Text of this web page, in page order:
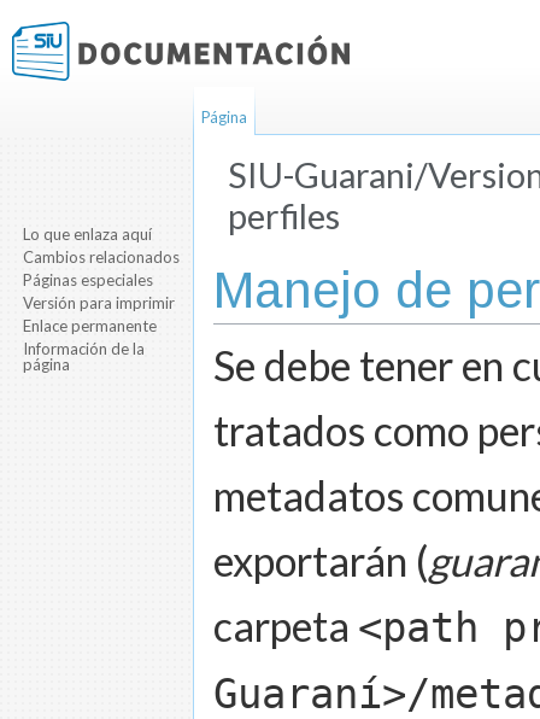
SIU-Guarani/
perfiles
Manejo de
Se debe tener en
tratados como
metadatos
exportarán (
carpeta <path
Guaraní>/
Página
Lo que enlaza aquí
Cambios relacionados
Páginas especiales
Versión para imprimir
Enlace permanente
Información de la
página